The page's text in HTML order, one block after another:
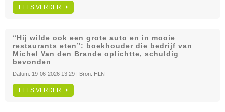
LEES VERDER
“Hij wilde ook een grote auto en in mooie
restaurants eten”: boekhouder die bedrijf van
Michel Van den Brande oplichtte, schuldig
bevonden
Datum: 19-06-2026 13:29 | Bron: HLN
LEES VERDER